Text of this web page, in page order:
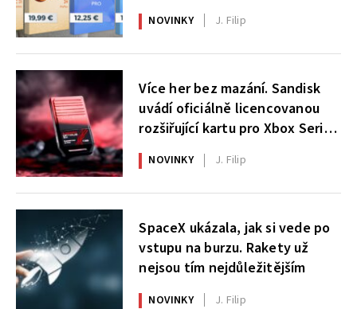
NOVINKY J. Filip
Více her bez mazání. Sandisk
uvádí oficiálně licencovanou
rozšiřující kartu pro Xbox Series
X|S
NOVINKY J. Filip
SpaceX ukázala, jak si vede po
vstupu na burzu. Rakety už
nejsou tím nejdůležitějším
NOVINKY J. Filip